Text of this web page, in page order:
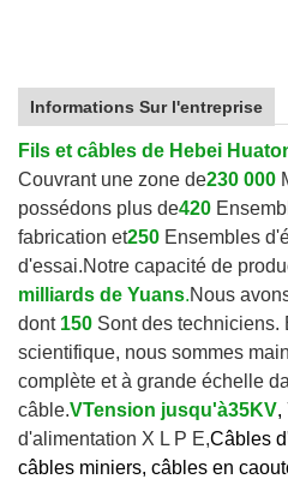
Informations Sur l'entreprise
Fils et câbles de Hebei
Couvrant une zone de230 000
possédons plus de420
fabrication et250 Ensembles
d'essai.Notre capacité de
milliards de Yuans.Nous
dont 150 Sont des techniciens.
scientifique, nous sommes
complète et à grande échelle
câble.VTension jusqu'à35KV,
d'alimentation X L P E,Câbles
câbles miniers, câbles en